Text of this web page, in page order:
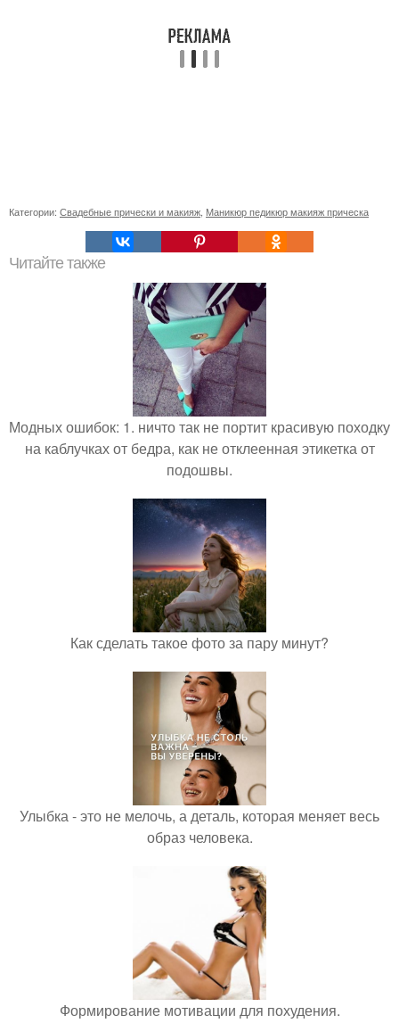
Категории: Свадебные прически и макияж Маникюр педикюр макияж прическа
Читайте также
Модных ошибок: 1. ничто так не портит красивую походку
на каблучках от бедра, как не отклеенная этикетка от
подошвы.
Как сделать такое фото за пару минут?
Улыбка - это не мелочь, а деталь, которая меняет весь
образ человека.
Формирование мотивации для похудения.